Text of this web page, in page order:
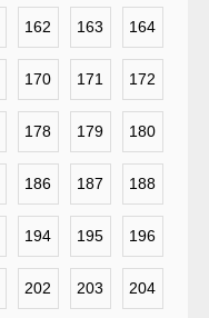
162 163 164
170 171 172
178 179 180
186 187 188
194 195 196
202 203 204